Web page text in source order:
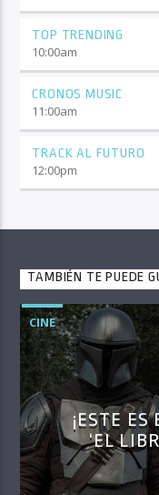
TOP TRENDING
10:00am
CRONOS MUSIC
11:00am
TRACK AL FUTURO
12:00pm
TAMBIÉN TE PUEDE
CINE
¡ESTE
‘EL